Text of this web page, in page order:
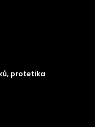
protetika